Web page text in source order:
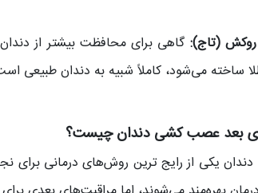
روکش (تاج):گاهی برای محافظت بیشتر از
ساخته می‌شود، کاملاً شبیه به دندان
بعد عصب کشی دندان چیست؟
یکی از رایج‌ ترین روش‌های درمانی برای